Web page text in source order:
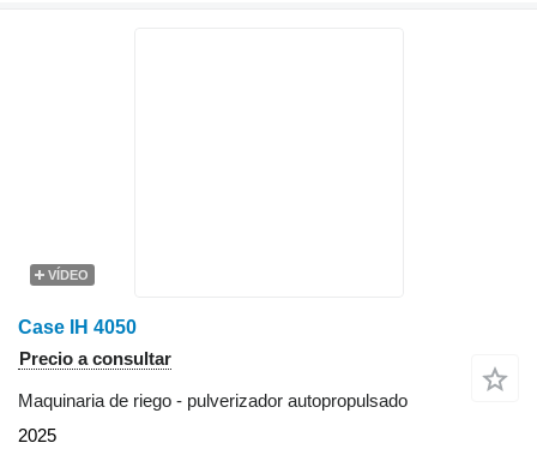
VÍDEO
Case IH 4050
Precio a consultar
Maquinaria de riego - pulverizador autopropulsado
2025